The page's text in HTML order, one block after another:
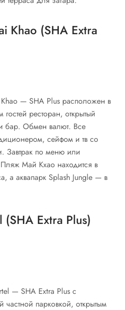
Khao (SHA Extra
— SHA Plus расположен в
ресторан, открытый
бар. Обмен валют. Все
сейфом и тв со
Завтрак по меню или
Май Кхао находится в
а аквапарк Splash Jungle — в
Extra Plus)
— SHA Extra Plus с
частной парковкой, открытым